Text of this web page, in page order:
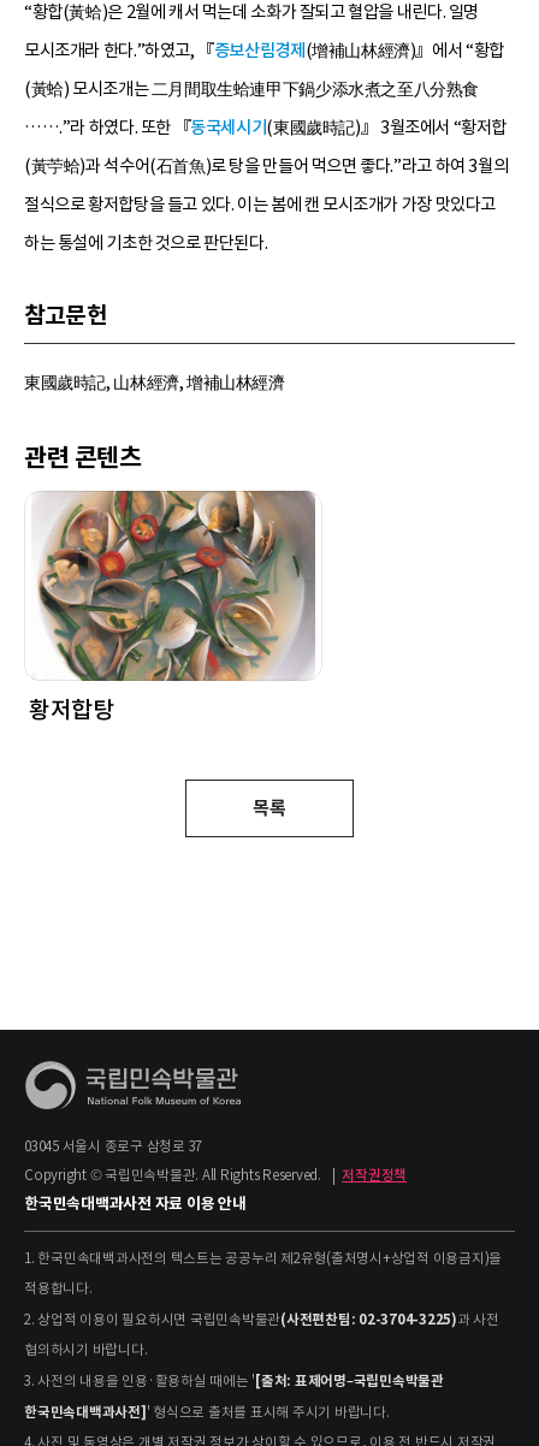
“황합(黃蛤)은 2월에 캐서 먹는데 소화가 잘되고 혈압을 내린다. 일명
모시조개라 한다.”하였고, 『증보산림경제 (增補山林經濟)』에서 “황합
(黃蛤) 모시조개는 二月間取生蛤連甲下鍋少添水煮之至八分熟食
…….”라 하였다. 또한 『동국세시기 (東國歲時記)』 3월조에서 “황저합
(黃苧蛤)과 석수어(石首魚)로 탕을 만들어 먹으면 좋다.”라고 하여 3월의
절식으로 황저합탕을 들고 있다. 이는 봄에 캔 모시조개가 가장 맛있다고
하는 통설에 기초한 것으로 판단된다.
참고문헌
東國歲時記, 山林經濟, 增補山林經濟
관련 콘텐츠
황저합탕
목록
03045 서울시 종로구 삼청로 37
Copyright © 국립민속박물관. All Rights Reserved.
저작권정책
한국민속대백과사전 자료 이용 안내
1. 한국민속대백과사전의 텍스트는 공공누리 제2유형(출처명시+상업적 이용금지)을
적용합니다.
2. 상업적 이용이 필요하시면 국립민속박물관(사전편찬팀: 02-3704-3225)과 사전
협의하시기 바랍니다.
3. 사전의 내용을 인용·활용하실 때에는 ' [출처: 표제어명–국립민속박물관
한국민속대백과사전] ' 형식으로 출처를 표시해 주시기 바랍니다.
4. 사진 및 동영상은 개별 저작권 정보가 상이할 수 있으므로, 이용 전 반드시 저작권